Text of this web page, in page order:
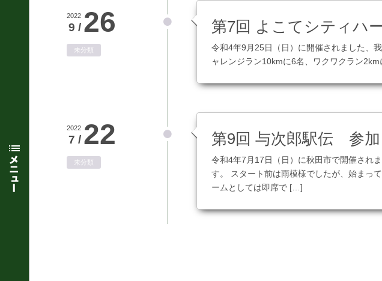
2022
9 / 26
未分類
第7回 よこてシティハ
令和4年9月25日（日）に開催されました、
ャレンジラン10kmに6名、ワクワクラン
2022
7 / 22
未分類
第9回 与次郎駅伝 参加
令和4年7月17日（日）に秋田市で開催され
す。 スタート前は雨模様でしたが、始まっ
ームとしては即席で […]